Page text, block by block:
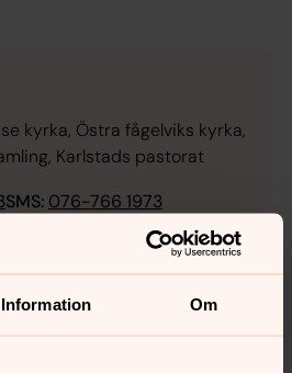
Information Om
kyrka, Östra fågelviks kyrka,
Karlstads pastorat
SMS: 076-766 1973